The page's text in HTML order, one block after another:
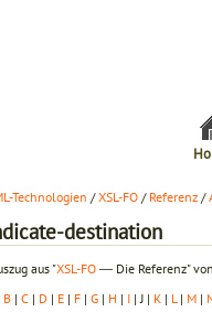
Technologien /XSL-FO / Referenz /
destination
aus "XSL-FO ― Die Referenz"
B | C | D | E | F | G | H | I | J | K | L | M |